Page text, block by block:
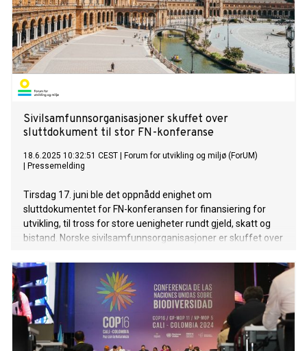
Sivilsamfunnsorganisasjoner skuffet over
sluttdokument til stor FN-konferanse
18.6.2025 10:32:51 CEST
Forum for utvikling og miljø (ForUM)
Pressemelding
Tirsdag 17. juni ble det oppnådd enighet om
sluttdokumentet for FN-konferansen for finansiering for
utvikling, til tross for store uenigheter rundt gjeld, skatt og
bistand. Norske sivilsamfunnsorganisasjoner er skuffet over
ferdigstilles før konferansen i det hele tatt finner sted.